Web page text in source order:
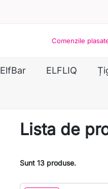
Comenzile
ElfBar ELFLIQ
Lista de
Sunt 13 produse.